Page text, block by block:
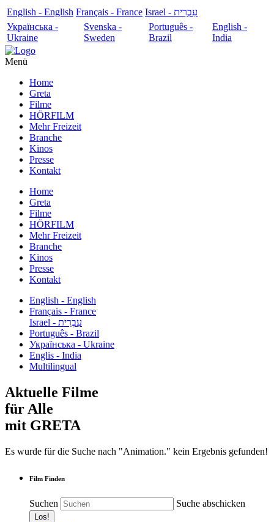
English - English Français - France
עִבְרִית - Israel
Українська -
Ukraine
Svenska -
Sweden
Português -
Brazil
English -
India
Menü
Home
Greta
Filme
HÖRFILM
Mehr Freizeit
Branche
Kinos
Presse
Kontakt
Home
Greta
Filme
HÖRFILM
Mehr Freizeit
Branche
Kinos
Presse
Kontakt
English - English
Français - France
עִבְרִית - Israel
Português - Brazil
Українська - Ukraine
Englis - India
Multilingual
Aktuelle Filme
für Alle
mit GRETA
Es wurde für die Suche nach "Animation." kein Ergebnis gefunden!
Film Finden
Suchen Suche abschicken